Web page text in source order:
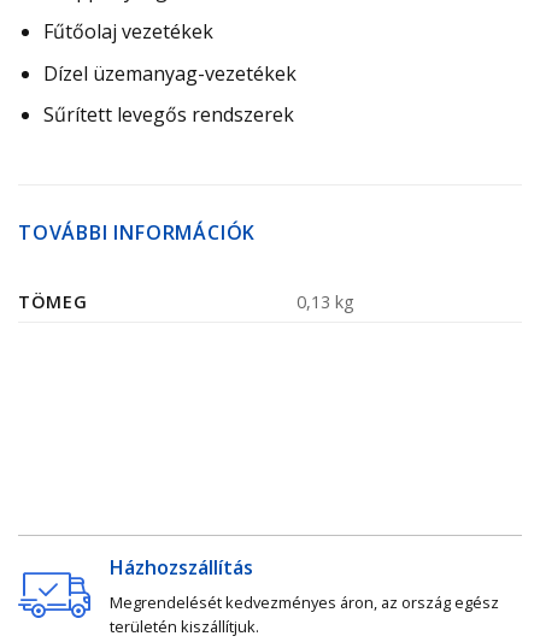
Fűtőolaj vezetékek
Dízel üzemanyag-​vezetékek
Sűrített levegős rendszerek
TOVÁBBI INFORMÁCIÓK
TÖMEG 0,13 kg
Házhozszállítás
Megrendelését kedvezményes áron, az ország egész
területén kiszállítjuk.